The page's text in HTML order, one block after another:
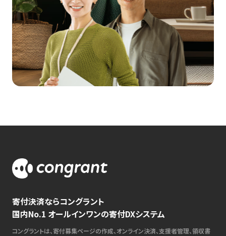
寄付決済ならコングラント
国内No.1 オールインワンの寄付DXシステム
コングラントは、寄付募集ページの作成、オンライン決済、支援者管理、領収書